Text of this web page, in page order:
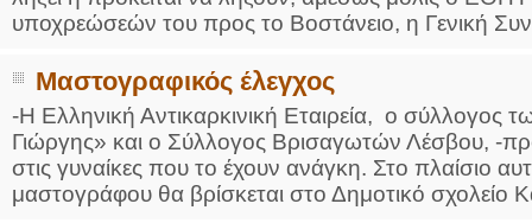
υποχρεώσεών του προς το Βοστάνειο, η Γενική
Μαστογραφικός έλεγχος
-Η Ελληνική Αντικαρκινική Εταιρεία, ο
Γιώργης» και ο Σύλλογος Βρισαγωτών Λέσβου, -
στις γυναίκες που το έχουν ανάγκη. Στo πλαίσιο
μαστογράφου θα βρίσκεται στο Δημοτικό σχολείο